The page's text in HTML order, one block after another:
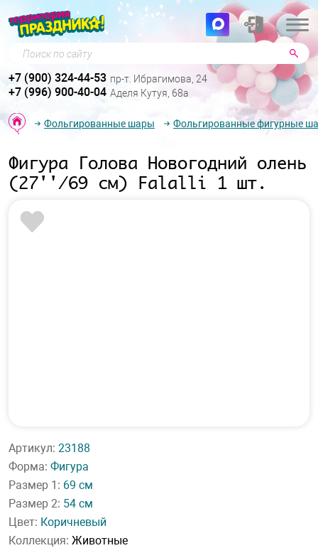
Поиск по сайту
+7 (900) 324-44-53 пр-т. Ибрагимова, 24
+7 (996) 900-40-04 Аделя Кутуя, 68а
Фольгированные шары Фольгированные фигурные
Фигура Голова Новогодний олень
(27''/69 см) Falalli 1 шт.
Артикул: 23188
Форма: Фигура
Размер 1: 69 см
Размер 2: 54 см
Цвет: Коричневый
Коллекция: Животные